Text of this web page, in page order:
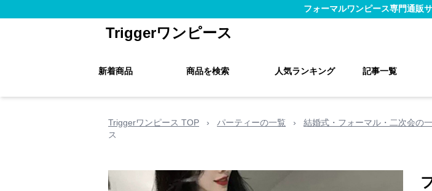
フォーマルワンピース専門通販
Triggerワンピース
新着商品 商品を検索 人気ランキング 記事一覧
Triggerワンピース TOP › パーティーの一覧 › 結婚式・フォーマル・二次会の
ス